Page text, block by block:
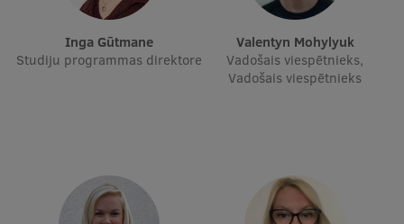
Pētniecības datu pārvaldība
RSU zinātnes portāls
Pētniecības pakalpojumi
Pētniecības projekti
Inga Gūtmane
Studiju programmas direktore
Valentyn Mohylyuk
Vadošais viespētnieks,
Vadošais viespētnieks